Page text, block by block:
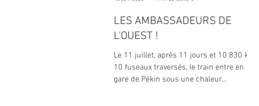
LES AMBASSADEURS DE
L'OUEST !
Le 11 juillet, après 11 jours et 10 830 km,
10 fuseaux traversés, le train entre en
gare de Pékin sous une chaleur